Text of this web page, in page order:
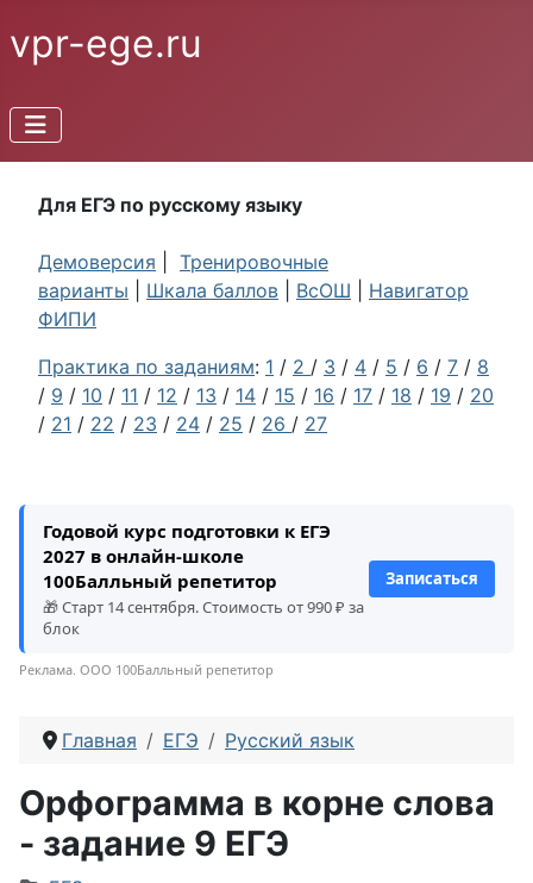
vpr-ege.ru
Для ЕГЭ по русскому языку
Демоверсия
Тренировочные
варианты
Шкала баллов ВсОШ
Навигатор
ФИПИ
Практика по заданиям: 1 / 2 / 3 / 4 / 5 / 6 / 7 / 8
/ 9 / 10 / 11 / 12 / 13 / 14 / 15 / 16 / 17 / 18 / 19 / 20
/ 21 / 22 / 23 / 24 / 25 / 26 / 27
Годовой курс подготовки к ЕГЭ
2027 в онлайн-школе
100Балльный репетитор
🎁 Старт 14 сентября. Стоимость от 990 ₽ за
блок
Записаться
Реклама. ООО 100Балльный репетитор
Главная ЕГЭ Русский язык
Орфограмма в корне слова
- задание 9 ЕГЭ